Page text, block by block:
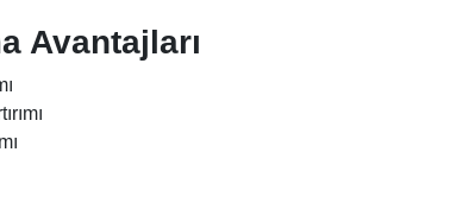
Avantajları